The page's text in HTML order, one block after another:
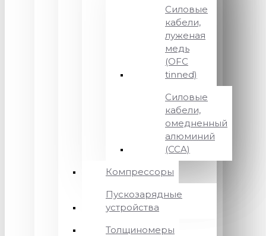
Силовые
кабели,
луженая
медь
(OFC
tinned)
Силовые
кабели,
омедненный
алюминий
(CCA)
Компрессоры
Пускозарядные
устройства
Толщиномеры